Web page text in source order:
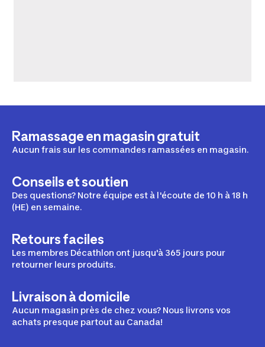
Ramassage en magasin gratuit
Aucun frais sur les commandes ramassées en magasin.
Conseils et soutien
Des questions? Notre équipe est à l'écoute de 10 h à 18 h
(HE) en semaine.
Retours faciles
Les membres Décathlon ont jusqu'à 365 jours pour
retourner leurs produits.
Livraison à domicile
Aucun magasin près de chez vous? Nous livrons vos
achats presque partout au Canada!